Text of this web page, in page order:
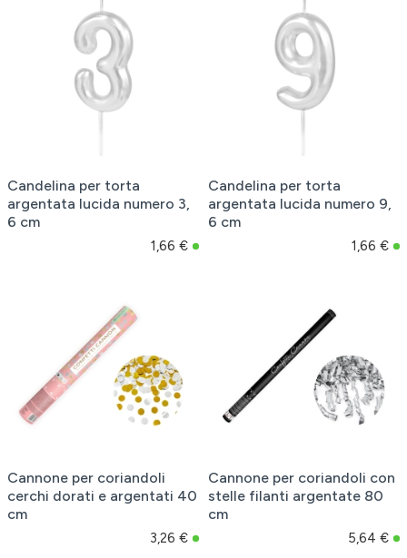
Candelina per torta
argentata lucida numero 3,
6 cm
1,66 €
Candelina per torta
argentata lucida numero 9,
6 cm
1,66 €
Cannone per coriandoli
cerchi dorati e argentati 40
cm
3,26 €
Cannone per coriandoli con
stelle filanti argentate 80
cm
5,64 €